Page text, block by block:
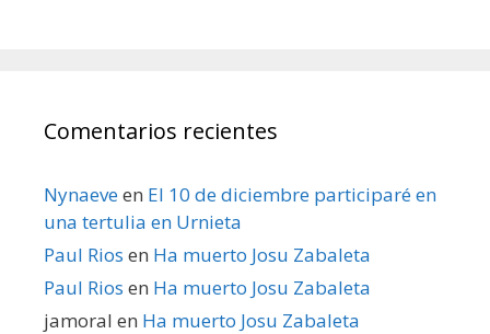
Comentarios recientes
Nynaeveen El 10 de diciembre participaré en
una tertulia en Urnieta
Paul Rios en Ha muerto Josu Zabaleta
Paul Rios en Ha muerto Josu Zabaleta
jamoral en Ha muerto Josu Zabaleta